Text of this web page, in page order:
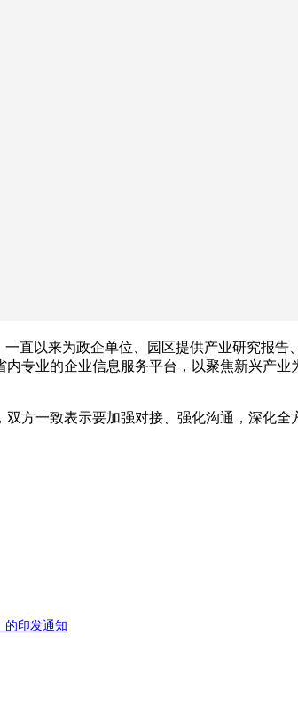
直以来为政企单位、园区提供产业研究报告、
专业的企业信息服务平台，以聚焦新兴产
方一致表示要加强对接、强化沟通，深化全
的印发通知